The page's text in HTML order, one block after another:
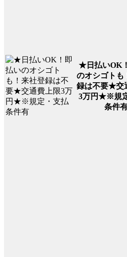
★日払いOK
のオシゴトも
録は不要★交
3万円★※規
条件